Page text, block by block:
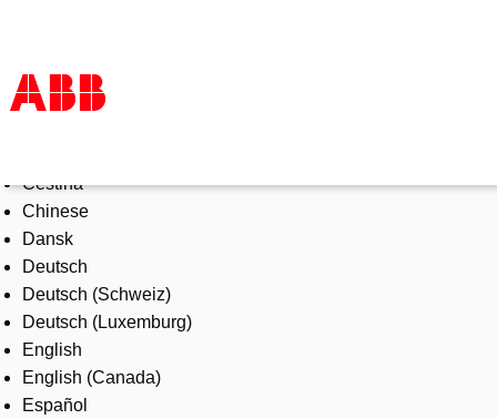
Products & Solutions
Industries
Services
About us
Where to buy
Contact us
Careers
Čeština
Chinese
Dansk
Deutsch
Deutsch (Schweiz)
Deutsch (Luxemburg)
English
English (Canada)
Español